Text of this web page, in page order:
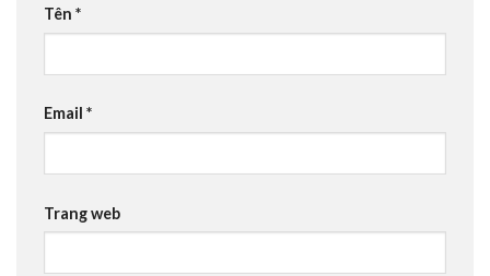
Tên *
Email *
Trang web